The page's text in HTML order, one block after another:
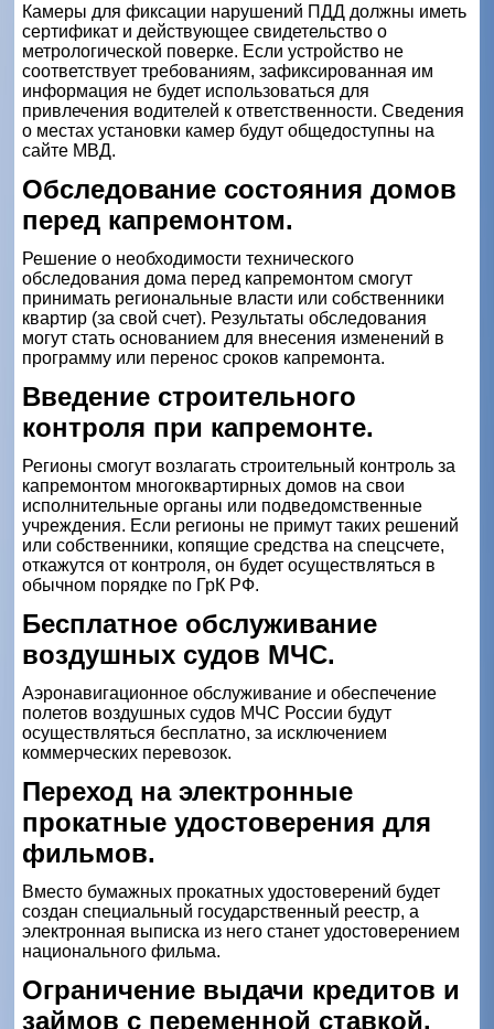
Камеры для фиксации нарушений ПДД должны иметь
сертификат и действующее свидетельство о
метрологической поверке. Если устройство не
соответствует требованиям, зафиксированная им
информация не будет использоваться для
привлечения водителей к ответственности. Сведения
о местах установки камер будут общедоступны на
сайте МВД.
Обследование состояния домов
перед капремонтом.
Решение о необходимости технического
обследования дома перед капремонтом смогут
принимать региональные власти или собственники
квартир (за свой счет). Результаты обследования
могут стать основанием для внесения изменений в
программу или перенос сроков капремонта.
Введение строительного
контроля при капремонте.
Регионы смогут возлагать строительный контроль за
капремонтом многоквартирных домов на свои
исполнительные органы или подведомственные
учреждения. Если регионы не примут таких решений
или собственники, копящие средства на спецсчете,
откажутся от контроля, он будет осуществляться в
обычном порядке по ГрК РФ.
Бесплатное обслуживание
воздушных судов МЧС.
Аэронавигационное обслуживание и обеспечение
полетов воздушных судов МЧС России будут
осуществляться бесплатно, за исключением
коммерческих перевозок.
Переход на электронные
прокатные удостоверения для
фильмов.
Вместо бумажных прокатных удостоверений будет
создан специальный государственный реестр, а
электронная выписка из него станет удостоверением
национального фильма.
Ограничение выдачи кредитов и
займов с переменной ставкой.